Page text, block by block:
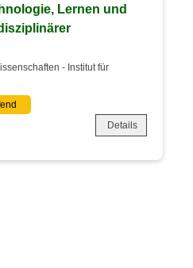
Lernen und
- Institut für
Details